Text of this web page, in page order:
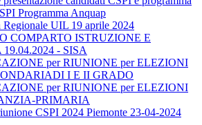
Programma Anquap
Regionale UIL 19 aprile 2024
COMPARTO ISTRUZIONE E
- SISA
per RIUNIONE per ELEZIONI
I E II GRADO
per RIUNIONE per ELEZIONI
PRIMARIA
CSPI 2024 Piemonte 23-04-2024